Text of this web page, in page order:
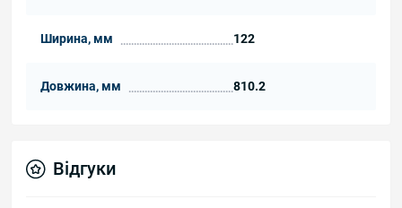
Ширина, мм 122
Довжина, мм 810.2
Відгуки